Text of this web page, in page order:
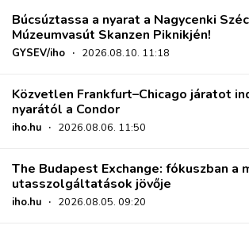
Búcsúztassa a nyarat a Nagycenki
Múzeumvasút Skanzen Piknikjén!
GYSEV/iho · 2026.08.10. 11:18
Közvetlen Frankfurt–Chicago járatot
nyarától a Condor
iho.hu · 2026.08.06. 11:50
The Budapest Exchange: fókuszban a
utasszolgáltatások jövője
iho.hu · 2026.08.05. 09:20